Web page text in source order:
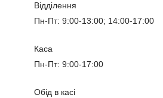
Відділення
Пн-Пт: 9:00-13:00; 14:00-17:00
Каса
Пн-Пт: 9:00-17:00
Обід в касі